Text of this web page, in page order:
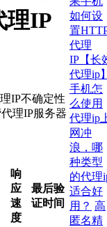
理IP
IP不确定性
理IP服务器
响
应
速
度
最后验
证时间
如何设
置
代理
IP【长
代理ip
手机怎
么使用
代理ip
网冲
浪，哪
种类型
的代理
适合好
用？ 高
匿名精